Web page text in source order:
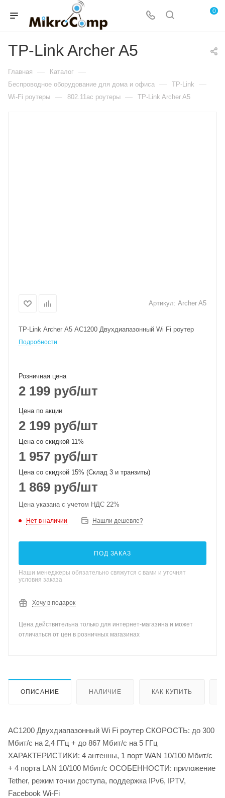
0
TP-Link Archer A5
Главная — Каталог —
Беспроводное оборудование для дома и офиса — TP-Link —
Wi-Fi роутеры — 802.11ac роутеры — TP-Link Archer A5
Артикул: Archer A5
TP-Link Archer A5 AC1200 Двухдиапазонный Wi Fi роутер
Подробности
Розничная цена
2 199 руб/шт
Цена по акции
2 199 руб/шт
Цена со скидкой 11%
1 957 руб/шт
Цена со скидкой 15% (Склад 3 и транзиты)
1 869 руб/шт
Цена указана с учетом НДС 22%
Нет в наличии Нашли дешевле?
ПОД ЗАКАЗ
Наши менеджеры обязательно свяжутся с вами и уточнят
условия заказа
Хочу в подарок
Цена действительна только для интернет-магазина и может
отличаться от цен в розничных магазинах
ОПИСАНИЕ НАЛИЧИЕ КАК КУПИТЬ
AC1200 Двухдиапазонный Wi Fi роутер СКОРОСТЬ: до 300
Мбит/с на 2,4 ГГц + до 867 Мбит/с на 5 ГГц
ХАРАКТЕРИСТИКИ: 4 антенны, 1 порт WAN 10/100 Мбит/с
+ 4 порта LAN 10/100 Мбит/с ОСОБЕННОСТИ: приложение
Tether, режим точки доступа, поддержка IPv6, IPTV,
Facebook Wi-Fi